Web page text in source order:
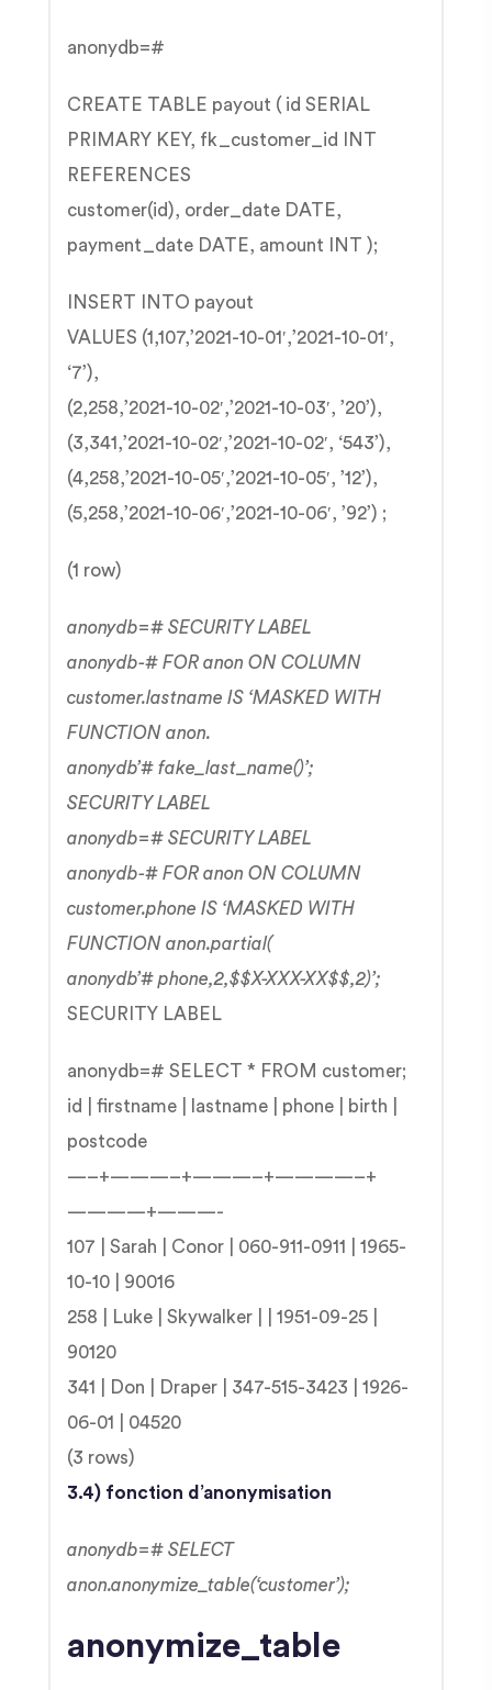
anonydb=#
CREATE TABLE payout ( id SERIAL
PRIMARY KEY, fk_customer_id INT
REFERENCES
customer(id), order_date DATE,
payment_date DATE, amount INT );
INSERT INTO payout
VALUES (1,107,’2021-10-01′,’2021-10-01′,
‘7’),
(2,258,’2021-10-02′,’2021-10-03′, ’20’),
(3,341,’2021-10-02′,’2021-10-02′, ‘543’),
(4,258,’2021-10-05′,’2021-10-05′, ’12’),
(5,258,’2021-10-06′,’2021-10-06′, ’92’) ;
(1 row)
anonydb=# SECURITY LABEL
anonydb-# FOR anon ON COLUMN
customer.lastname IS ‘MASKED WITH
FUNCTION anon.
anonydb’# fake_last_name()’;
SECURITY LABEL
anonydb=# SECURITY LABEL
anonydb-# FOR anon ON COLUMN
customer.phone IS ‘MASKED WITH
FUNCTION anon.partial(
anonydb’# phone,2,$$X-XXX-XX$$,2)’;
SECURITY LABEL
anonydb=# SELECT * FROM customer;
id | firstname | lastname | phone | birth |
postcode
—–+———–+———–+————–+
————+———-
107 | Sarah | Conor | 060-911-0911 | 1965-
10-10 | 90016
258 | Luke | Skywalker | | 1951-09-25 |
90120
341 | Don | Draper | 347-515-3423 | 1926-
06-01 | 04520
(3 rows)
3.4) fonction d’anonymisation
anonydb=# SELECT
anon.anonymize_table(‘customer’);
anonymize_table